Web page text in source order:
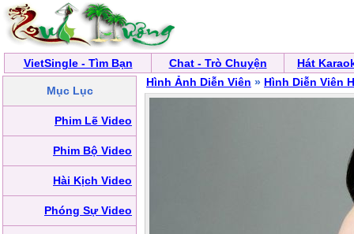
VietSingle - Tìm Bạn Chat - Trò Chuyện Hát
Mục Lục
Phim Lẽ Video
Phim Bộ Video
Hài Kịch Video
Phóng Sự Video
Hình Ảnh Diễn Viên » Hình Diễn Viên